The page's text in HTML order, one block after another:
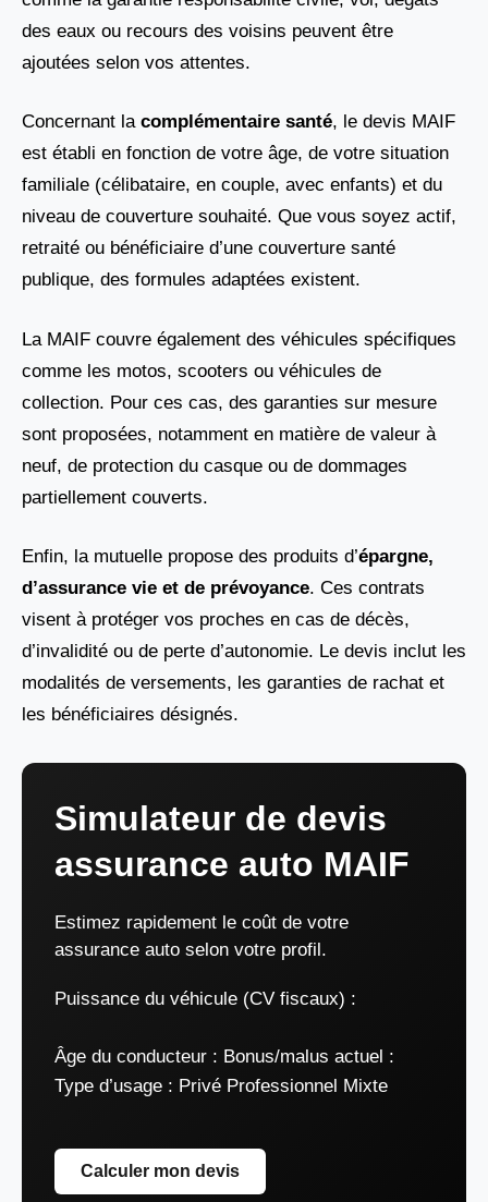
des eaux ou recours des voisins peuvent être
ajoutées selon vos attentes.
Concernant la complémentaire santé, le devis MAIF
est établi en fonction de votre âge, de votre situation
familiale (célibataire, en couple, avec enfants) et du
niveau de couverture souhaité. Que vous soyez actif,
retraité ou bénéficiaire d’une couverture santé
publique, des formules adaptées existent.
La MAIF couvre également des véhicules spécifiques
comme les motos, scooters ou véhicules de
collection. Pour ces cas, des garanties sur mesure
sont proposées, notamment en matière de valeur à
neuf, de protection du casque ou de dommages
partiellement couverts.
Enfin, la mutuelle propose des produits d’épargne,
d’assurance vie et de prévoyance. Ces contrats
visent à protéger vos proches en cas de décès,
d’invalidité ou de perte d’autonomie. Le devis inclut les
modalités de versements, les garanties de rachat et
les bénéficiaires désignés.
Simulateur de devis
assurance auto MAIF
Estimez rapidement le coût de votre
assurance auto selon votre profil.
Puissance du véhicule (CV fiscaux) :
Âge du conducteur : Bonus/malus actuel :
Type d’usage : Privé Professionnel Mixte
Calculer mon devis